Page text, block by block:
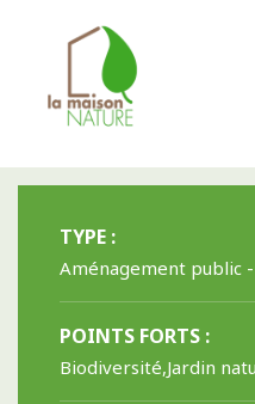
TYPE :
Aménagement public
POINTS FORTS :
Biodiversité,Jardin